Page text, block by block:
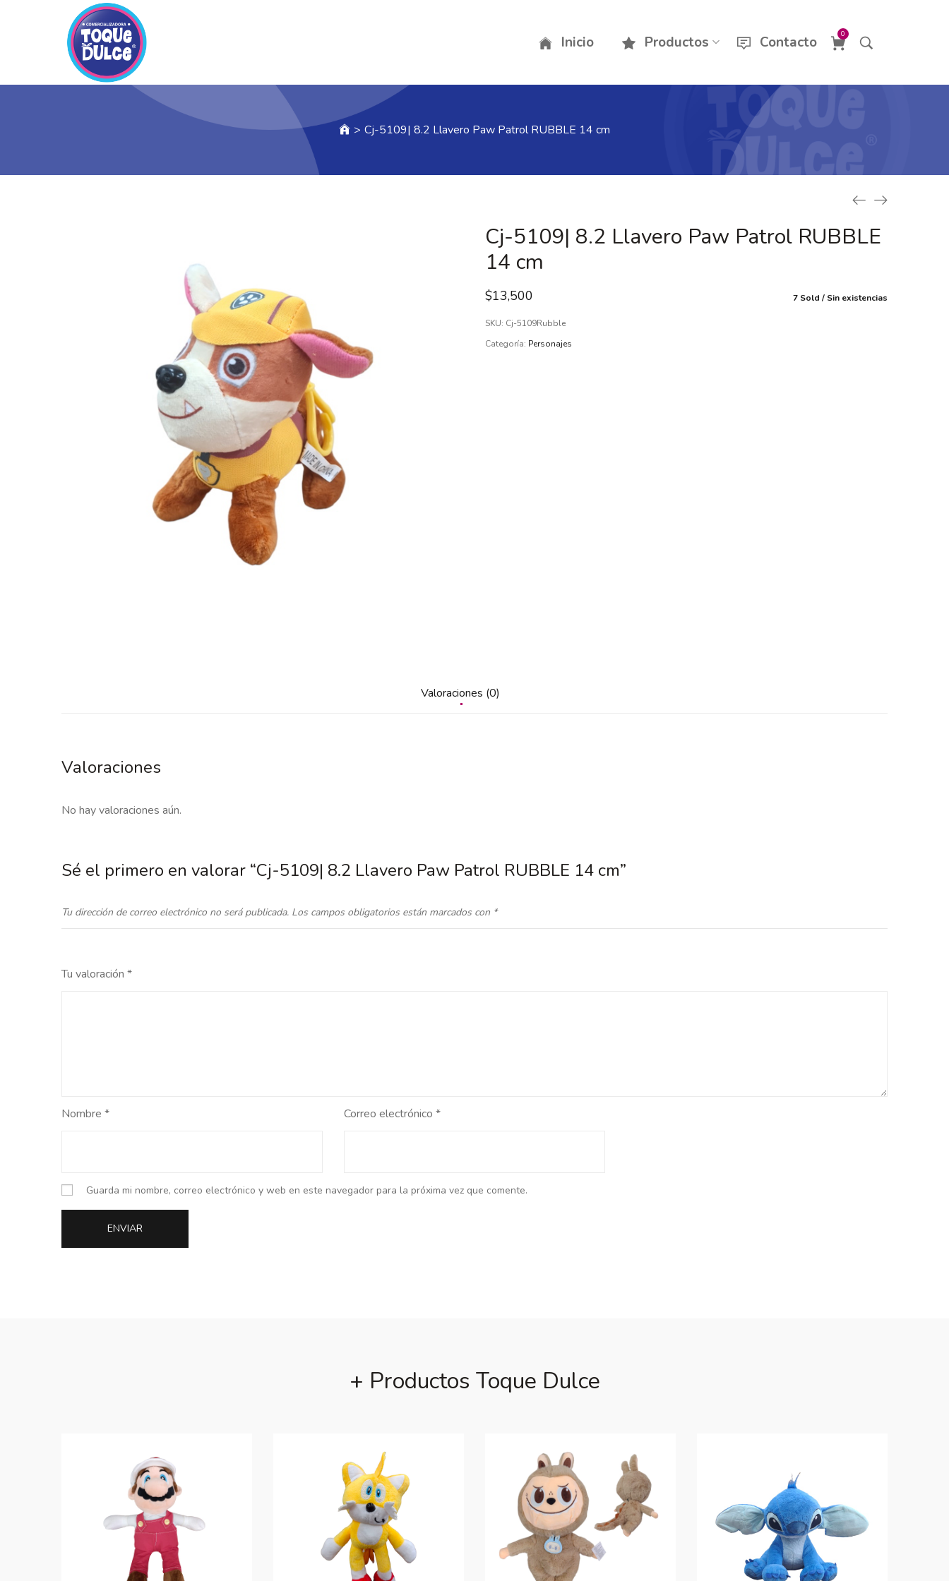
Inicio Productos Contacto 0
> Cj-5109| 8.2 Llavero Paw Patrol RUBBLE 14 cm
Cj-5109| 8.2 Llavero Paw Patrol RUBBLE
14 cm
7 Sold Sin existencias
$13,500
SKU: Cj-5109Rubble
Categoría: Personajes
Valoraciones (0)
Valoraciones
No hay valoraciones aún.
Sé el primero en valorar “Cj-5109| 8.2 Llavero Paw Patrol RUBBLE 14 cm”
Tu dirección de correo electrónico no será publicada. Los campos obligatorios están marcados con *
Tu valoración *
Nombre * Correo electrónico *
Guarda mi nombre, correo electrónico y web en este navegador para la próxima vez que comente.
+ Productos Toque Dulce